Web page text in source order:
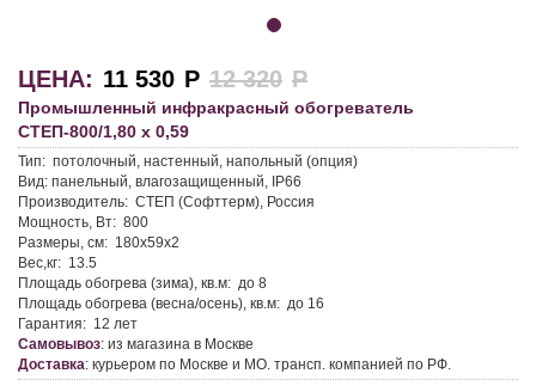
ЦЕНА: 11 530 Р 12 320 Р
Промышленный инфракрасный обогреватель
СТЕП-800/1,80 х 0,59
Тип: потолочный, настенный, напольный (опция)
Вид: панельный, влагозащищенный, IP66
Производитель: СТЕП (Софттерм), Россия
Мощность, Вт: 800
Размеры, см: 180х59х2
Вес,кг: 13.5
Площадь обогрева (зима), кв.м: до 8
Площадь обогрева (весна/осень), кв.м: до 16
Гарантия: 12 лет
Самовывоз: из магазина в Москве
Доставка: курьером по Москве и МО. трансп. компанией по РФ.